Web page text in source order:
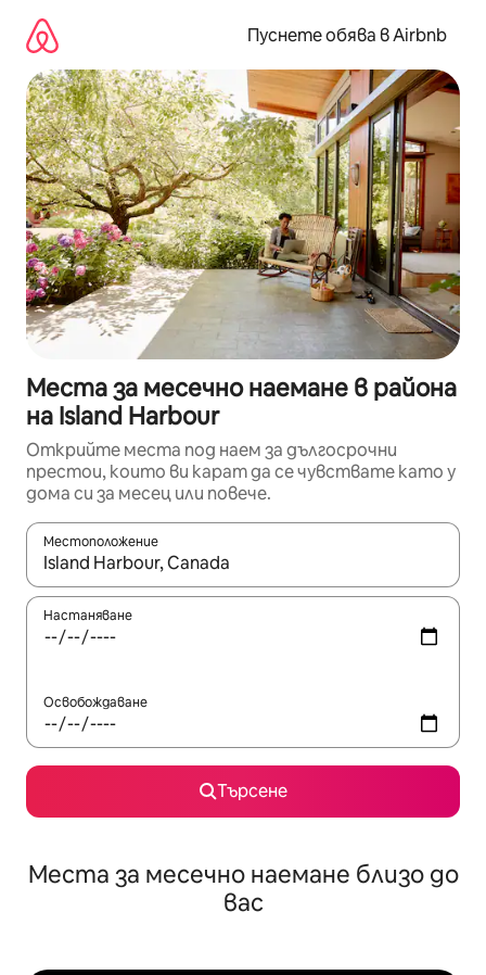
съдържанието
Пуснете обява в Airbnb
Места за месечно наемане в района
на Island Harbour
Открийте места под наем за дългосрочни
престои, които ви карат да се чувствате като у
дома си за месец или повече.
Местоположение
Когато резултатите се покажат, използвайте
Настаняване
Освобождаване
Търсене
Места за месечно наемане близо до
вас